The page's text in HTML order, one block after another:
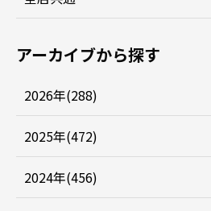
アーカイブから探す
2026年(288)
2025年(472)
2024年(456)